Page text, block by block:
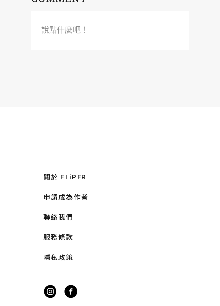
說點什麼吧！
關於 FLiPER
申請成為作者
聯絡我們
服務條款
隱私政策